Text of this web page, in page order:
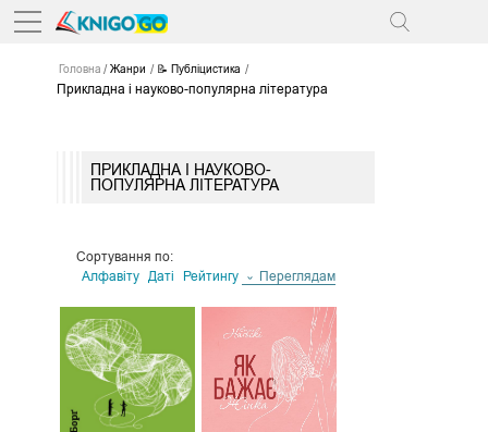
Головна Жанри 📝 Публіцистика
Прикладна і науково-популярна література
ПРИКЛАДНА І НАУКОВО-
ПОПУЛЯРНА ЛІТЕРАТУРА
Сортування по:
Алфавіту
Даті Рейтингу Переглядам